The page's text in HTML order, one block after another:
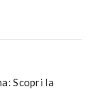
Scopri la